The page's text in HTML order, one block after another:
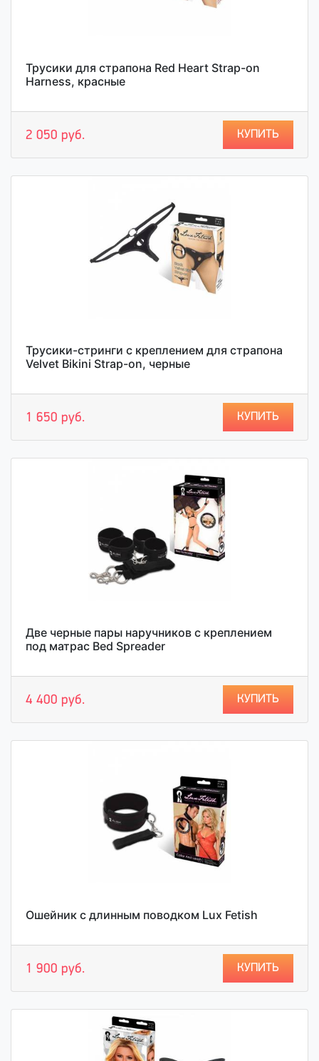
Трусики для страпона Red Heart Strap-on
Harness, красные
2 050 руб. КУПИТЬ
Трусики-стринги с креплением для страпона
Velvet Bikini Strap-on, черные
1 650 руб. КУПИТЬ
Две черные пары наручников с креплением
под матрас Bed Spreader
4 400 руб. КУПИТЬ
Ошейник с длинным поводком Lux Fetish
1 900 руб. КУПИТЬ